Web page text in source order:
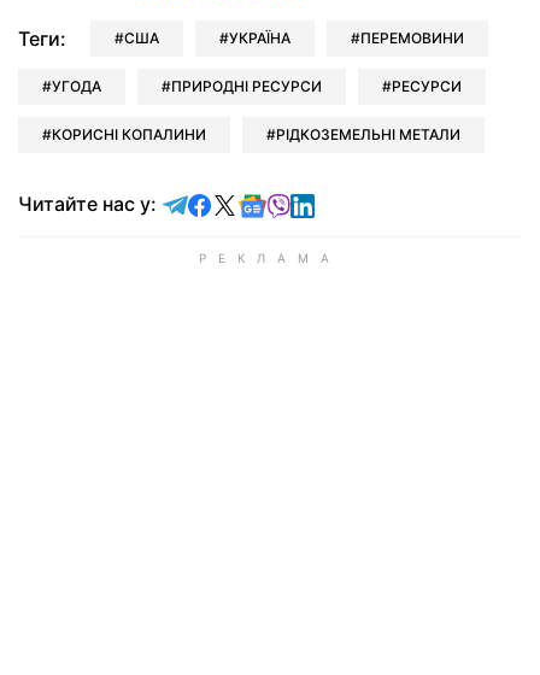
Теги: США УКРАЇНА ПЕРЕМОВИНИ
УГОДА ПРИРОДНІ РЕСУРСИ РЕСУРСИ
КОРИСНІ КОПАЛИНИ РІДКОЗЕМЕЛЬНІ МЕТАЛИ
Читайте нас у: Читайте у Telegram
Читайте у Facebook
Читайте у X
Читайте у Google news
Читайте у Viber
Читайте у LinkedIn